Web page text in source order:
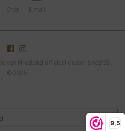
9,5
Chat E-mail
van Friesland officieel dealer sinds'95
© 2026